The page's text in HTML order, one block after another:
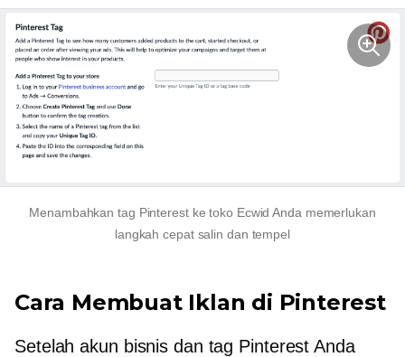
Menambahkan tag Pinterest ke toko Ecwid Anda memerlukan
langkah cepat salin dan tempel
Cara Membuat Iklan di Pinterest
Setelah akun bisnis dan tag Pinterest Anda